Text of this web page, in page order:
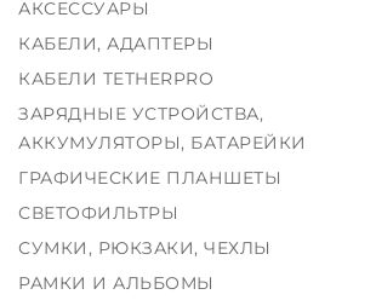
АКСЕССУАРЫ
КАБЕЛИ, АДАПТЕРЫ
КАБЕЛИ TETHERPRO
ЗАРЯДНЫЕ УСТРОЙСТВА,
АККУМУЛЯТОРЫ, БАТАРЕЙКИ
ГРАФИЧЕСКИЕ ПЛАНШЕТЫ
СВЕТОФИЛЬТРЫ
СУМКИ, РЮКЗАКИ, ЧЕХЛЫ
РАМКИ И АЛЬБОМЫ